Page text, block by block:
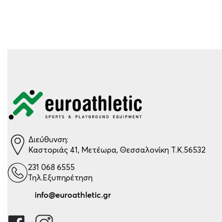
Διεύθυνση:
Καστοριάς 41, Μετέωρα, Θεσσαλονίκη Τ.Κ.56532
231 068 6555
Τηλ.Εξυπηρέτηση
info@euroathletic.gr